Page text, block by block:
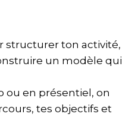
structurer ton activité,
un modèle qui
ou en présentiel, on
tes objectifs et